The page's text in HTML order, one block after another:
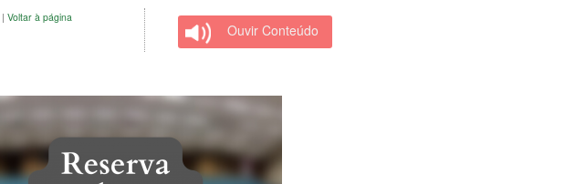
| Voltar à página
Ouvir Conteúdo